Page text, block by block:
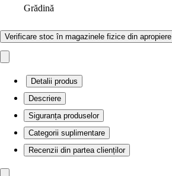
Grădină
Verificare stoc în magazinele fizice din apropiere
Detalii produs
Descriere
Siguranța produselor
Categorii suplimentare
Recenzii din partea clienților